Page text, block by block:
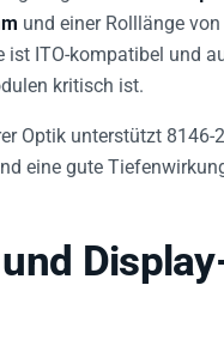
und einer Rolllänge von
ITO-kompatibel und
kritisch ist.
Optik unterstützt 8146-
eine gute